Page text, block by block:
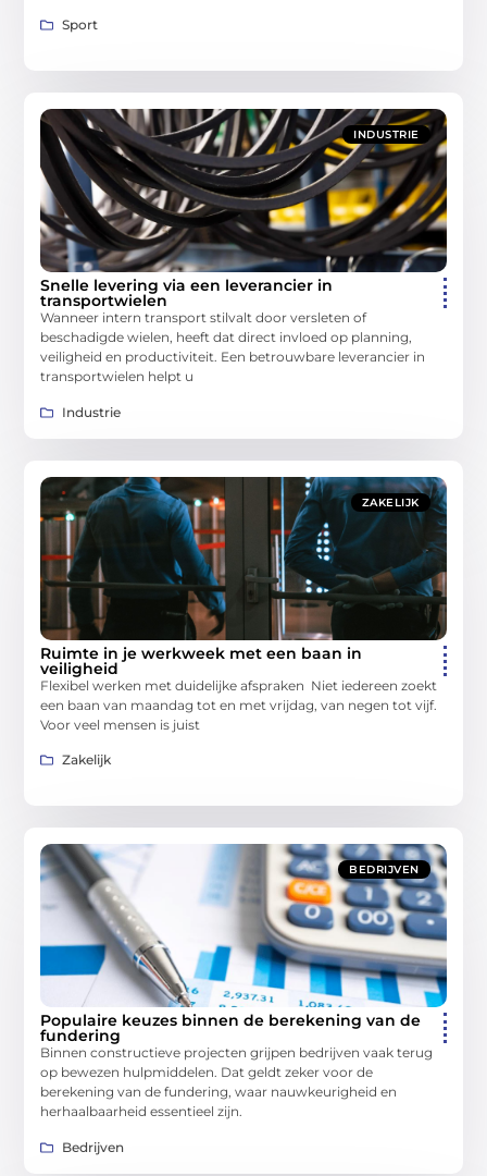
Sport
INDUSTRIE
Snelle levering via een leverancier in
transportwielen
Wanneer intern transport stilvalt door versleten of
beschadigde wielen, heeft dat direct invloed op planning,
veiligheid en productiviteit. Een betrouwbare leverancier in
transportwielen helpt u
Industrie
ZAKELIJK
Ruimte in je werkweek met een baan in
veiligheid
Flexibel werken met duidelijke afspraken Niet iedereen zoekt
een baan van maandag tot en met vrijdag, van negen tot vijf.
Voor veel mensen is juist
Zakelijk
BEDRIJVEN
Populaire keuzes binnen de berekening van de
fundering
Binnen constructieve projecten grijpen bedrijven vaak terug
op bewezen hulpmiddelen. Dat geldt zeker voor de
berekening van de fundering, waar nauwkeurigheid en
herhaalbaarheid essentieel zijn.
Bedrijven